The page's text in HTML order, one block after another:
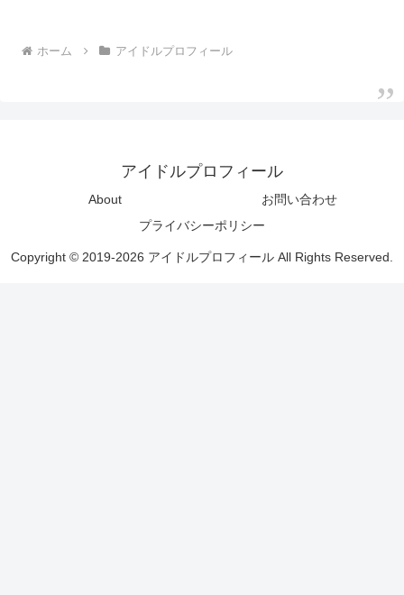
ホーム アイドルプロフィール
アイドルプロフィール
About
お問い合わせ
プライバシーポリシー
Copyright © 2019-2026 アイドルプロフィール All Rights Reserved.